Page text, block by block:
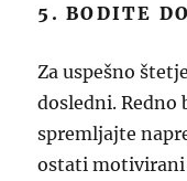
5. BODITE
Za uspešno
dosledni. Redno
spremljajte
ostati motivirani